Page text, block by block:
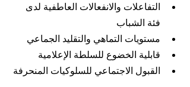
التفاعلات والانفعالات العاطفية لدى
فئة الشباب
مستويات التماهي والتقليد الجماعي
قابلية الخضوع للسلطة الإعلامية
القبول الاجتماعي للسلوكيات المنحرفة